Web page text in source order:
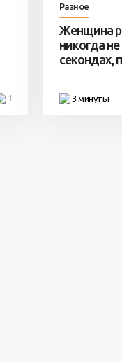
1
Разное
Женщина
никогда
секондах,
3 минуты